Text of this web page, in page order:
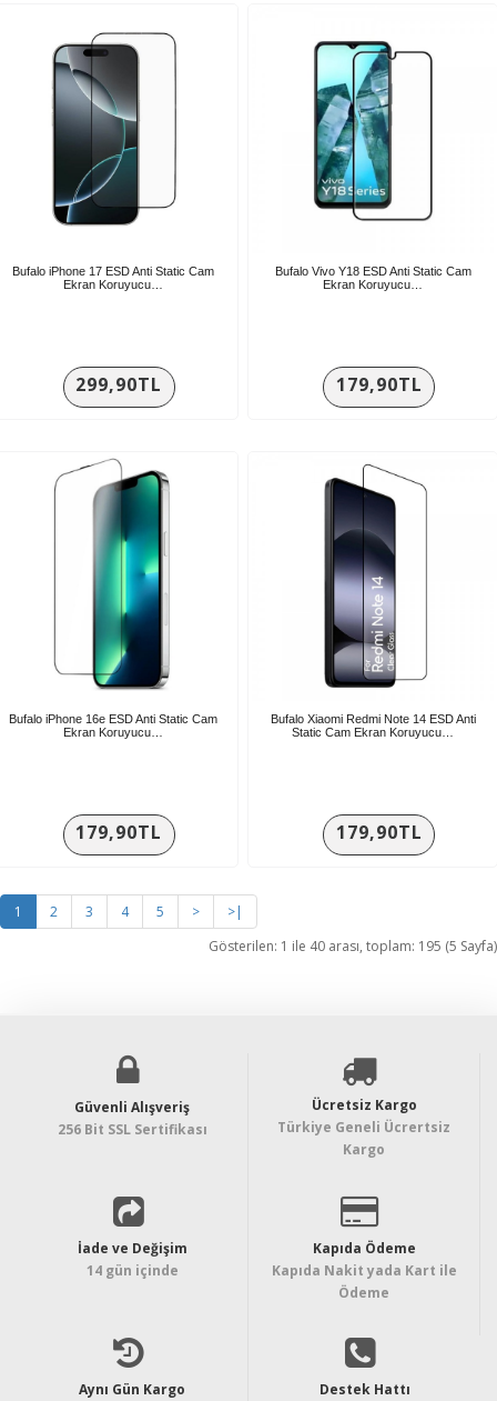
Bufalo iPhone 17 ESD Anti Static Cam
Ekran Koruyucu…
299,90TL
Bufalo Vivo Y18 ESD Anti Static Cam
Ekran Koruyucu…
179,90TL
Bufalo iPhone 16e ESD Anti Static Cam
Ekran Koruyucu…
179,90TL
Bufalo Xiaomi Redmi Note 14 ESD Anti
Static Cam Ekran Koruyucu…
179,90TL
1 2 3 4 5 >
>|
Gösterilen: 1 ile 40 arası, toplam: 195 (5 Sayfa)
Güvenli Alışveriş
256 Bit SSL Sertifikası
Ücretsiz Kargo
Türkiye Geneli Ücrertsiz
Kargo
İade ve Değişim
14 gün içinde
Kapıda Ödeme
Kapıda Nakit yada Kart ile
Ödeme
Aynı Gün Kargo
Destek Hattı